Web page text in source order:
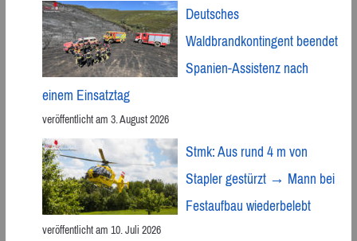
Deutsches
Waldbrandkontingent beendet
Spanien-Assistenz nach
einem Einsatztag
veröffentlicht am 3. August 2026
Stmk: Aus rund 4 m von
Stapler gestürzt → Mann bei
Festaufbau wiederbelebt
veröffentlicht am 10. Juli 2026